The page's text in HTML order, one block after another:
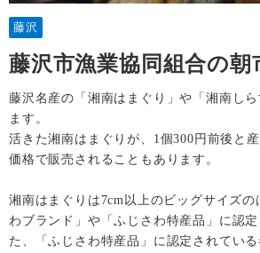
藤沢
藤沢市漁業協同組合の朝
藤沢名産の「湘南はまぐり」や「湘南し
ます。
活きた湘南はまぐりが、1個300円前後と
価格で販売されることもあります。
湘南はまぐりは7cm以上のビッグサイズ
わブランド」や「ふじさわ特産品」に認
た、「ふじさわ特産品」に認定されてい